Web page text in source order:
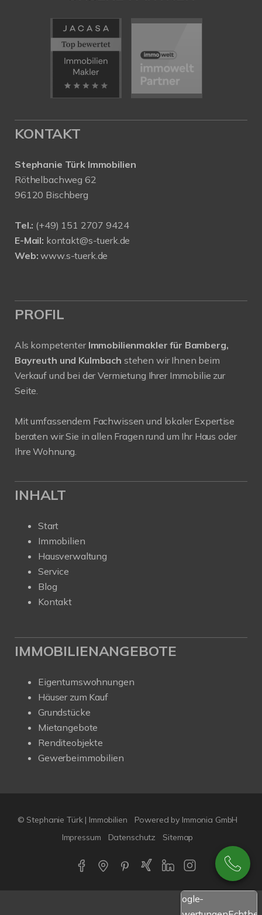
KONTAKT
Stephanie Türk Immobilien
Röthelbachweg 62
96120 Bischberg
Tel.: (+49) 151 2707 9424
E-Mail: kontakt@s-tuerk.de
Web: www.s-tuerk.de
PROFIL
Als kompetenter Immobilienmakler für Bamberg,
Bayreuth und Kulmbach stehen wir Ihnen beim
Verkauf und bei der Vermietung Ihrer Immobilie zur
Seite.
Mit umfassendem Fachwissen und lokaler Expertise
beraten wir Sie in allen Fragen rund um Ihr Haus oder
Ihre Wohnung.
INHALT
Start
Immobilien
Hausverwaltung
Service
Blog
Kontakt
IMMOBILIENANGEBOTE
Eigentumswohnungen
Häuser zum Kauf
Grundstücke
Mietangebote
Renditeobjekte
Gewerbeimmobilien
© Stephanie Türk | Immobilien
Powered by Immonia GmbH
Impressum
Datenschutz Sitemap
Google-